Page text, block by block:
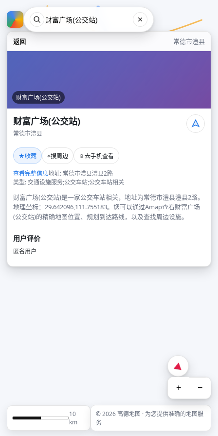
返回 常德市澧县
财富广场(公交站)
财富广场(公交站)
常德市澧县
★收藏 ⌖搜周边 📱 去手机查看
查看完整信息地址: 常德市澧县澧县2路
类型: 交通设施服务;公交车站;公交车站相关
财富广场(公交站)是一家公交车站相关，地址为常德市澧县澧县2路。
地理坐标：29.642096,111.755183。您可以通过Amap查看财富广场
(公交站)的精确地图位置、规划到达路线，以及查找周边设施。
用户评价
匿名用户
+ −
10
km
© 2026 高德地图 · 为您提供准确的地图服
务